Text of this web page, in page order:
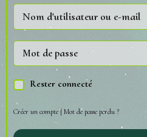
Rester connecté
Créer un compte| Mot de passe perdu ?